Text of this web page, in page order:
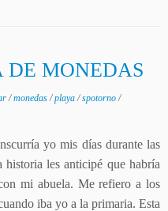
MONEDAS
/monedas/playa/spotorno/
yo mis días durante las
les anticipé que habría
mi abuela. Me refiero a los
iba yo a la primaria. Esta